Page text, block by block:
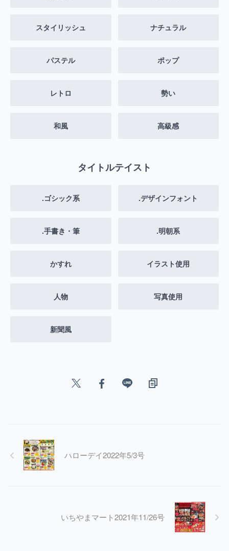
スタイリッシュ ナチュラル
パステル ポップ
レトロ 勢い
和風 高級感
タイトルテイスト
.ゴシック系 .デザインフォント
.手書き・筆 .明朝系
かすれ イラスト使用
人物 写真使用
新聞風
ハローデイ2022年5/3号
いちやまマート2021年11/26号